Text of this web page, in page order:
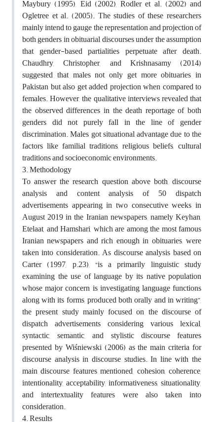
Maybury (1995), Eid (2002), Rodler et al. (2002) and
Ogletree et al. (2005). The studies of these researchers
mainly intend to gauge the representation and projection of
both genders in obituarial discourses under the assumption
that gender-based partialities perpetuate after death.
Chaudhry, Christopher, and Krishnasamy (2014)
suggested that males not only get more obituaries in
Pakistan but also get added projection when compared to
females. However, the qualitative interviews revealed that
the observed differences in the death reportage of both
genders did not purely fall in the line of gender
discrimination. Males got situational advantage due to the
factors like familial traditions, religious beliefs, cultural
traditions and socioeconomic environments.
3. Methodology
To answer the research question above both, discourse
analysis and content analysis of 50 dispatch
advertisements appearing in two consecutive weeks in
August 2019 in the Iranian newspapers, namely Keyhan,
Etelaat, and Hamshari, which are among the most famous
Iranian newspapers and rich enough in obituaries, were
taken into consideration. As discourse analysis based on
Carter (1997, p.23), “is a primarily linguistic study
examining the use of language by its native population
whose major concern is investigating language functions
along with its forms, produced both orally and in writing”,
the present study mainly focused on the discourse of
dispatch advertisements considering various lexical,
syntactic, semantic, and stylistic discourse features
presented by Wiśniewski (2006) as the main criteria for
discourse analysis in discourse studies. In line with the
main discourse features mentioned, cohesion, coherence,
intentionality, acceptability, informativeness, situationality,
and intertextuality features were also taken into
consideration.
4. Results